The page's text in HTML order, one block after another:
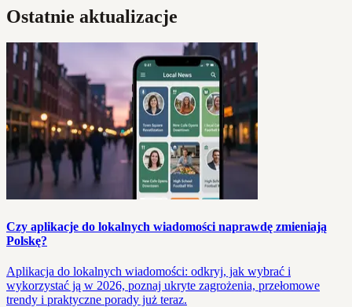
Ostatnie aktualizacje
Czy aplikacje do lokalnych wiadomości naprawdę zmieniają
Polskę?
Aplikacja do lokalnych wiadomości: odkryj, jak wybrać i
wykorzystać ją w 2026, poznaj ukryte zagrożenia, przełomowe
trendy i praktyczne porady już teraz.